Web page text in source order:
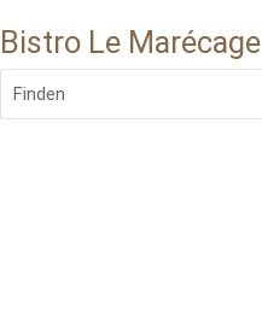
Bistro Le
Finden